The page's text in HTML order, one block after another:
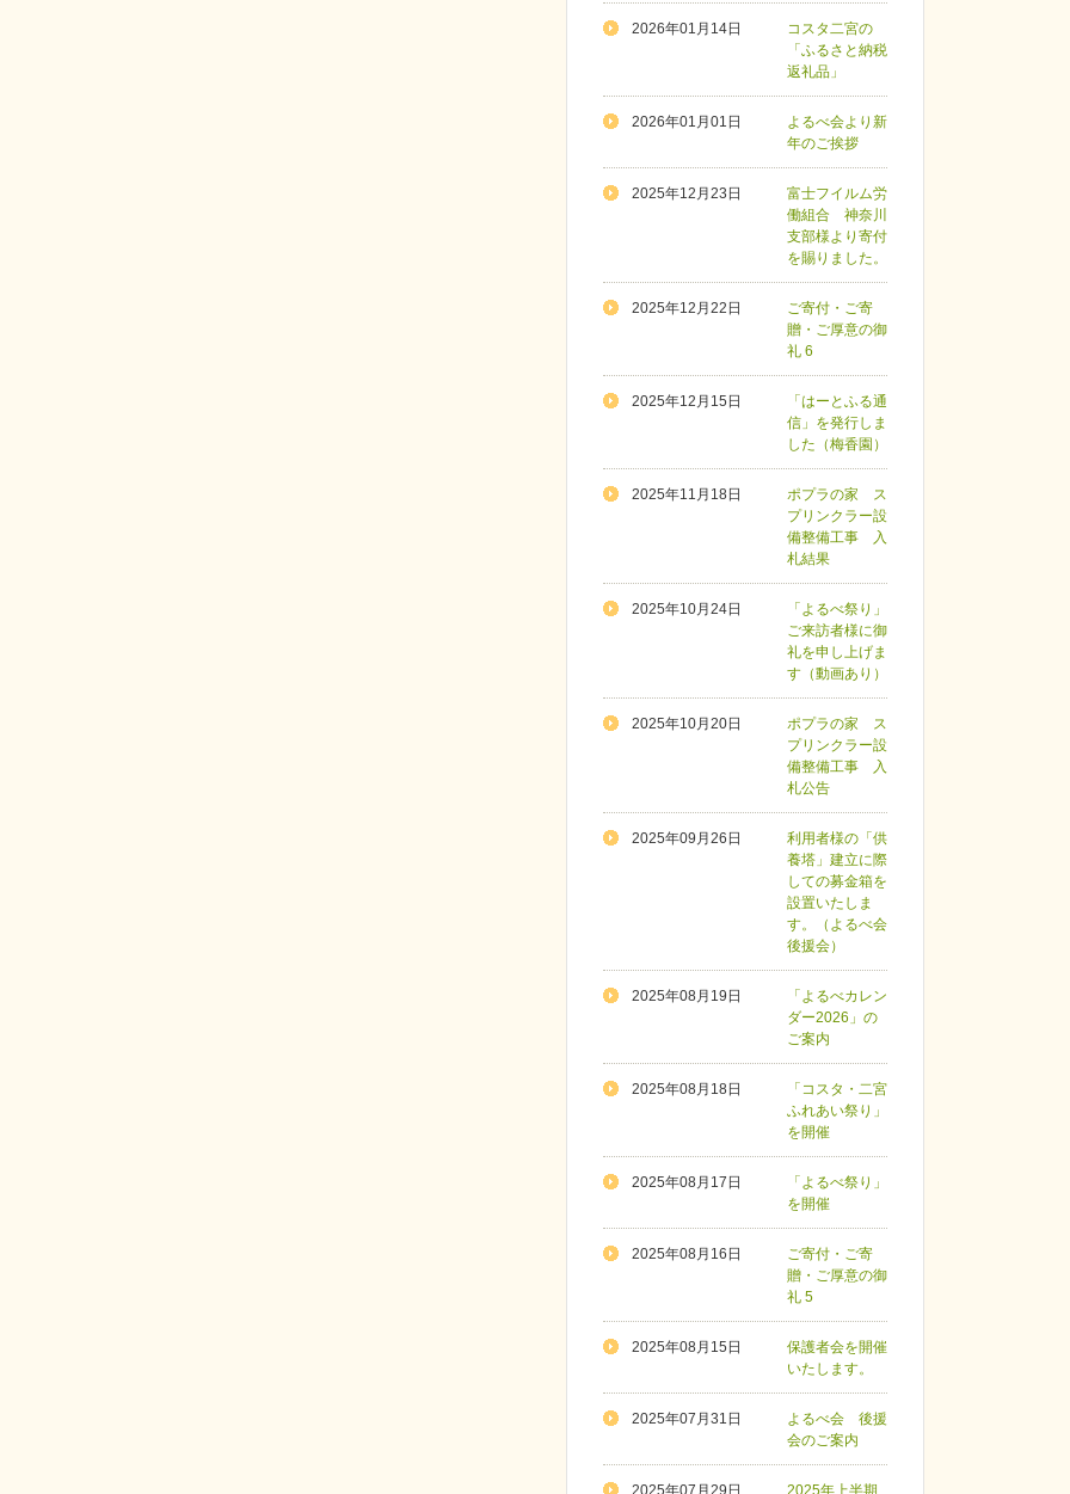
2026年01月14日
コスタ二宮の
「ふるさと納税
返礼品」
2026年01月01日
よるべ会より新
年のご挨拶
2025年12月23日
富士フイルム労
働組合 神奈川
支部様より寄付
を賜りました。
2025年12月22日
ご寄付・ご寄
贈・ご厚意の御
礼 6
2025年12月15日
「はーとふる通
信」を発行しま
した（梅香園）
2025年11月18日
ポプラの家 ス
プリンクラー設
備整備工事 入
札結果
2025年10月24日
「よるべ祭り」
ご来訪者様に御
礼を申し上げま
す（動画あり）
2025年10月20日
ポプラの家 ス
プリンクラー設
備整備工事 入
札公告
2025年09月26日
利用者様の「供
養塔」建立に際
しての募金箱を
設置いたしま
す。（よるべ会
後援会）
2025年08月19日
「よるべカレン
ダー2026」の
ご案内
2025年08月18日
「コスタ・二宮
ふれあい祭り」
を開催
2025年08月17日
「よるべ祭り」
を開催
2025年08月16日
ご寄付・ご寄
贈・ご厚意の御
礼 5
2025年08月15日
保護者会を開催
いたします。
2025年07月31日
よるべ会 後援
会のご案内
2025年07月29日 2025年上半期